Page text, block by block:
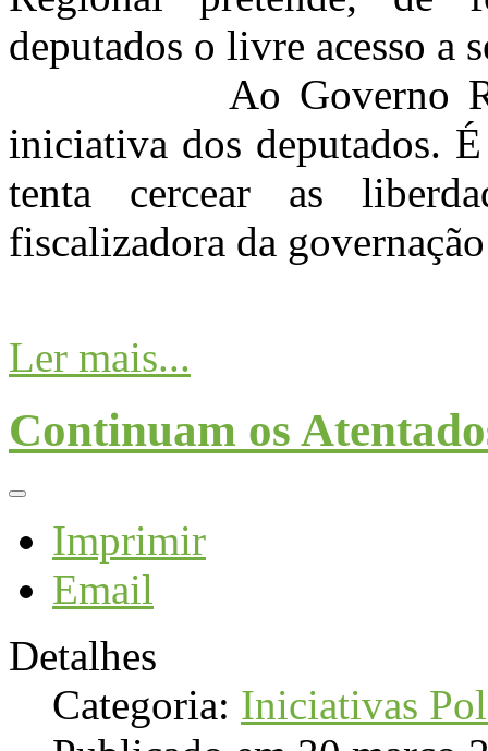
deputados o livre acesso a
Ao Governo
iniciativa dos deputados.
tenta cercear as
fiscalizadora da
Ler mais...
Continuam os
Imprimir
Email
Detalhes
Categoria: Iniciativas